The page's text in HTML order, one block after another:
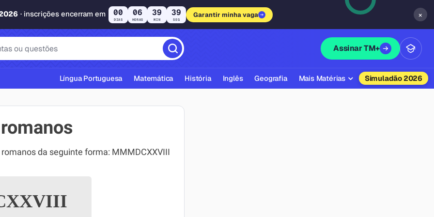
· inscrições encerram em 00
DIAS
06
HORAS
39
MIN
38
SEG
Garantir minha vaga ×
Assinar TM+
ABNT
Língua Portuguesa Matemática História Inglês Geografia Mais Matérias Simuladão 2026
da seguinte forma: MMMDCXXVIII